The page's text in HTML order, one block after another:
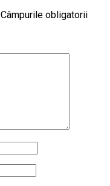
Câmpurile obligatorii